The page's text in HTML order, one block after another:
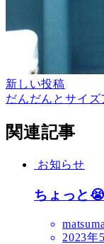
新しい投稿
だんだんとサイズ
関連記事
お知らせ
ちょっと
2023年